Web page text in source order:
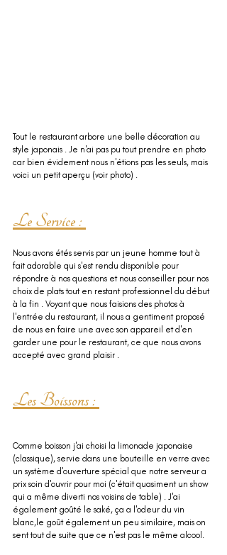
Tout le restaurant arbore une belle décoration au
style japonais . Je n'ai pas pu tout prendre en photo
car bien évidement nous n'étions pas les seuls, mais
voici un petit aperçu (voir photo) .
Le Service :
Nous avons étés servis par un jeune homme tout à
fait adorable qui s'est rendu disponible pour
répondre à nos questions et nous conseiller pour nos
choix de plats tout en restant professionnel du début
à la fin . Voyant que nous faisions des photos à
l'entrée du restaurant, il nous a gentiment proposé
de nous en faire une avec son appareil et d'en
garder une pour le restaurant, ce que nous avons
accepté avec grand plaisir .
Les Boissons :
Comme boisson j'ai choisi la limonade japonaise
(classique), servie dans une bouteille en verre avec
un système d'ouverture spécial que notre serveur a
prix soin d'ouvrir pour moi (c'était quasiment un show
qui a même diverti nos voisins de table) . J'ai
également goûté le saké, ça a l'odeur du vin
blanc,le goût également un peu similaire, mais on
sent tout de suite que ce n'est pas le même alcool.